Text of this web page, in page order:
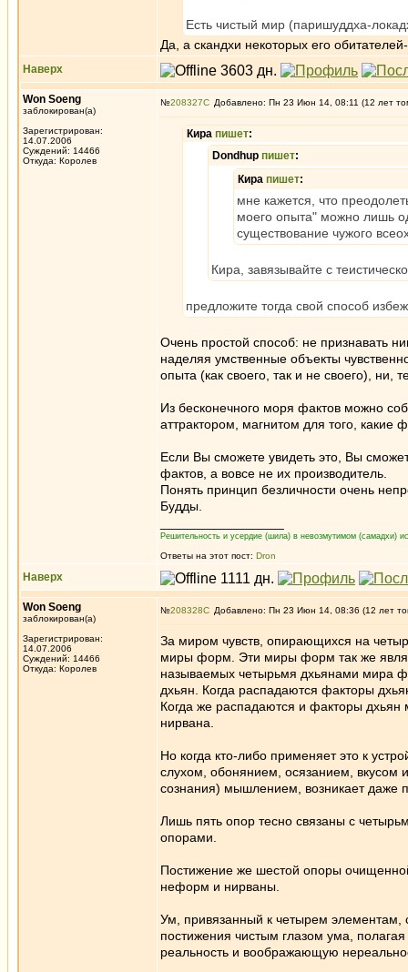
Есть чистый мир (паришуддха-
Да, а скандхи некоторых его
Наверх
Won Soeng
заблокирован(а)
Зарегистрирован:
14.07.2006
Суждений: 14466
Откуда: Королев
№208327 Добавлено: Пн 23 Июн 14, 08:11 (12 лет
Кира пишет:
Dondhup пишет:
Кира пишет:
мне кажется, что
моего опыта" можно лишь
существование чужого
Кира, завязывайте с
предложите тогда свой способ
Очень простой способ: не признавать
наделяя умственные объекты
опыта (как своего, так и не своего),
Из бесконечного моря фактов можно
аттрактором, магнитом для того, какие
Если Вы сможете увидеть это, Вы
фактов, а вовсе не их производитель.
Понять принцип безличности очень
Будды.
Решительность и усердие (шила) в невозмутимом (самадхи)
Ответы на этот пост: Dron
Наверх
Won Soeng
заблокирован(а)
Зарегистрирован:
14.07.2006
Суждений: 14466
Откуда: Королев
№208328 Добавлено: Пн 23 Июн 14, 08:36 (12 лет
За миром чувств, опирающихся на
миры форм. Эти миры форм так же
называемых четырьмя дхьянами мира
дхьян. Когда распадаются факторы
Когда же распадаются и факторы
нирвана.
Но когда кто-либо применяет это к
слухом, обонянием, осязанием, вкусом
сознания) мышлением, возникает даже
Лишь пять опор тесно связаны с
опорами.
Постижение же шестой опоры
неформ и нирваны.
Ум, привязанный к четырем элементам,
постижения чистым глазом ума,
реальность и воображающую